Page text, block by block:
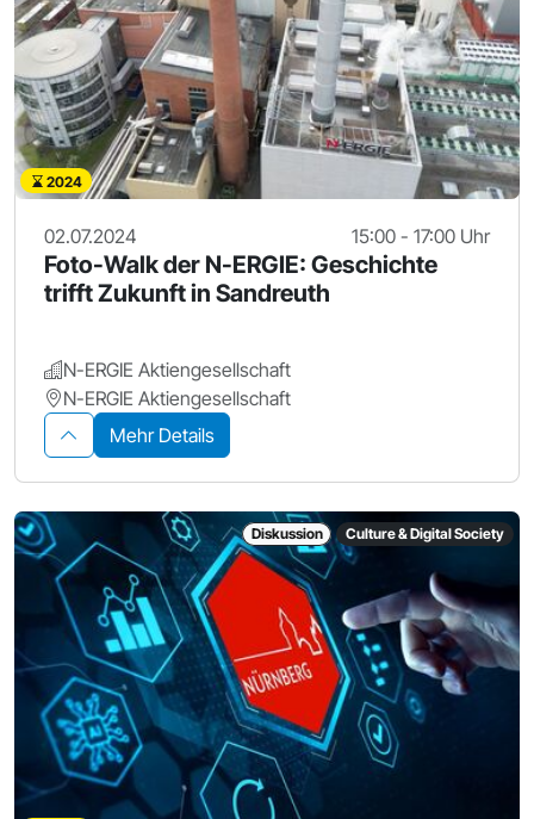
2024
02.07.2024 15:00 - 17:00 Uhr
Foto-Walk der N-ERGIE: Geschichte
trifft Zukunft in Sandreuth
N-ERGIE Aktiengesellschaft
N-ERGIE Aktiengesellschaft
Mehr Details
Diskussion Culture & Digital Society